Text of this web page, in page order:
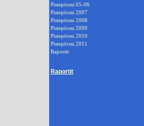
Pistepörssi 05-06
Pistepörssi 2007
Pistepörssi 2008
Pistepörssi 2009
Pistepörssi 2010
Pistepörssi 2011
Raportit
Raportit